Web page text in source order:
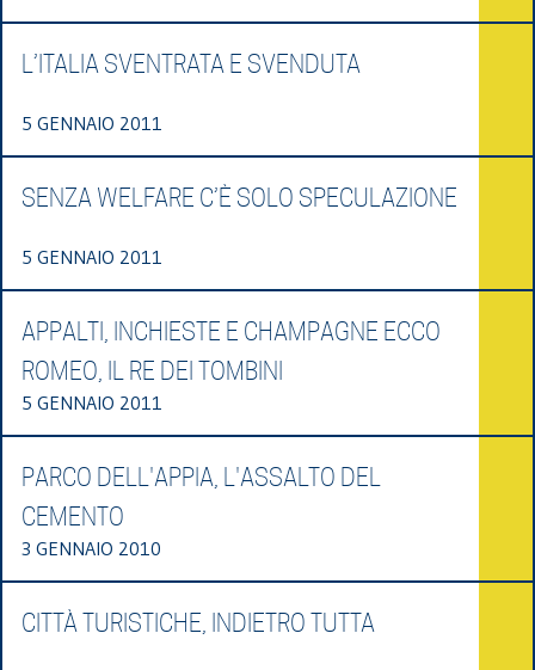
L’ITALIA SVENTRATA E SVENDUTA
5 GENNAIO 2011
SENZA WELFARE C’È SOLO SPECULAZIONE
5 GENNAIO 2011
APPALTI, INCHIESTE E CHAMPAGNE ECCO
ROMEO, IL RE DEI TOMBINI
5 GENNAIO 2011
PARCO DELL'APPIA, L'ASSALTO DEL
CEMENTO
3 GENNAIO 2010
CITTÀ TURISTICHE, INDIETRO TUTTA